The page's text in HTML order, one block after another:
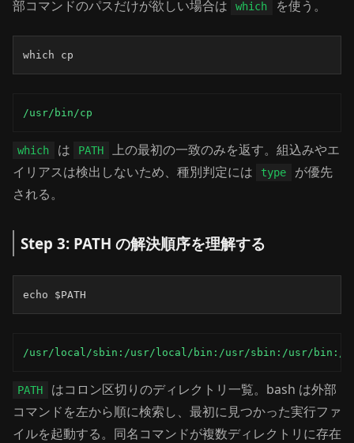
部コマンドのパスだけが欲しい場合は which を使う。
which cp
/usr/bin/cp
which は PATH
上の最初の一致のみを返す。組込みやエ
イリアスは検出しないため、種別判定には
type
が優先
される。
Step 3: PATH の解決順序を理解する
echo $PATH
/usr/local/sbin:/usr/local/bin:/usr/sbin:/usr/bin:/
PATH
はコロン区切りのディレクトリ一覧。bash は外部
コマンドを左から順に検索し、最初に見つかった実行ファ
イルを起動する。同名コマンドが複数ディレクトリに存在